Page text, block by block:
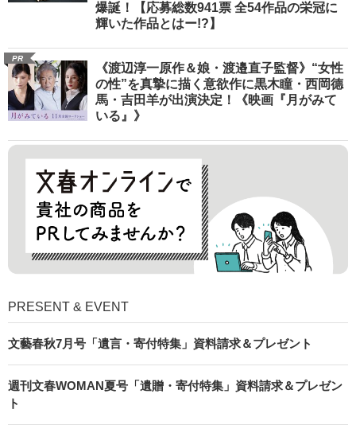
爆誕！【応募総数941票 全54作品の栄冠に
輝いた作品とはー!?】
PR
《渡辺淳一原作＆娘・渡邉直子監督》“女性
の性”を真摯に描く意欲作に黒木瞳・西岡德
馬・吉田羊が出演決定！《映画『月がみて
いる』》
PRESENT & EVENT
文藝春秋7月号「遺言・寄付特集」資料請求＆プレゼント
週刊文春WOMAN夏号「遺贈・寄付特集」資料請求＆プレゼン
ト